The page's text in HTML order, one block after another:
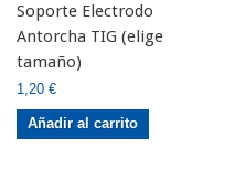
Soporte Electrodo
Antorcha TIG (elige
tamaño)
1,20 €
Añadir al carrito